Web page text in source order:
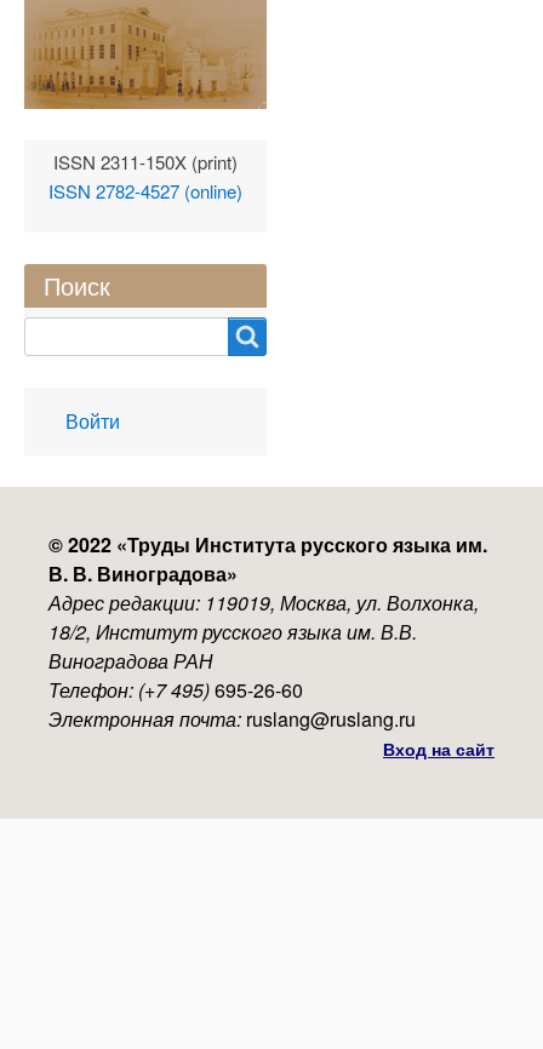
ISSN 2311-150X (print)
ISSN 2782-4527 (online)
Поиск
User
account
Войти
© 2022 «Труды Института русского языка им.
В. В. Виноградова»
Адрес редакции: 119019, Москва, ул. Волхонка,
18/2, Институт русского языка им. В.В.
Виноградова РАН
Телефон: (+7 495)695-26-60
Электронная почта: ruslang@ruslang.ru
Вход на сайт